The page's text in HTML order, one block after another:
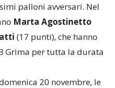
palloni avversari. Nel
Marta Agostinetto
(17 punti), che hanno
Grima per tutta la durata
20 novembre, le